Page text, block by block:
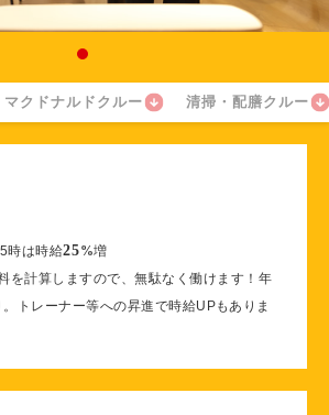
マクドナルドクルー 清掃・配膳クルー
時は時給25%増
を計算しますので、無駄なく働けます！年
トレーナー等への昇進で時給UPもありま